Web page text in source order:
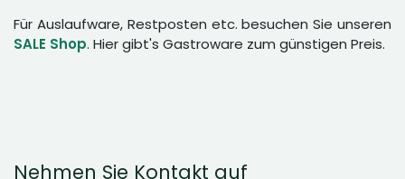
Für Auslaufware, Restposten etc. besuchen Sie unseren
SALE Shop. Hier gibt's Gastroware zum günstigen Preis.
Nehmen Sie Kontakt auf